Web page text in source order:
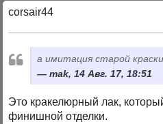
corsair44
а имитация старой
mak, 14 Авг. 17, 18:51
Это кракелюрный лак,
финишной отделки.